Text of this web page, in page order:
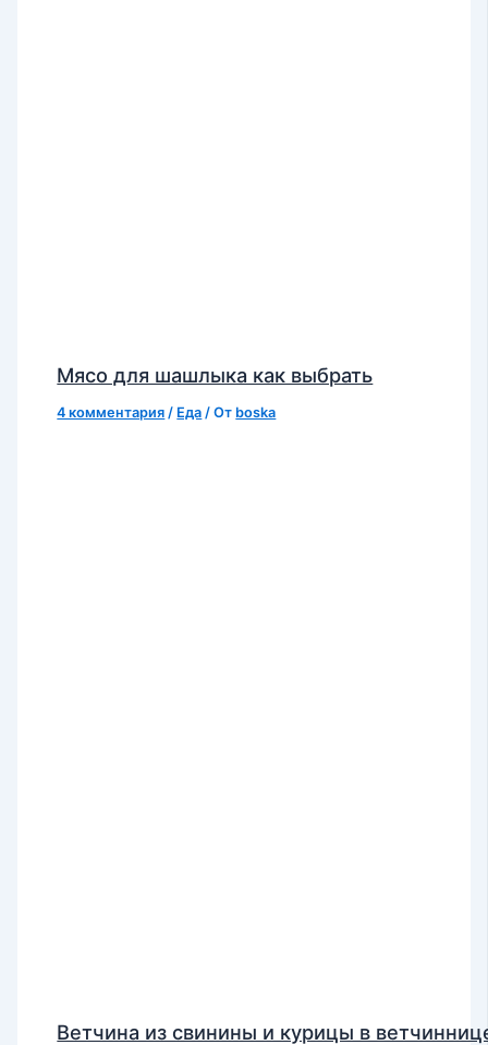
Мясо для шашлыка как выбрать
4 комментария / Еда / От boska
Ветчина из свинины и курицы в